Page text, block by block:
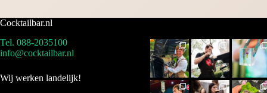
Cocktailbar.nl
Tel. 088-2035100
info@cocktailbar.nl
Wij werken landelijk!